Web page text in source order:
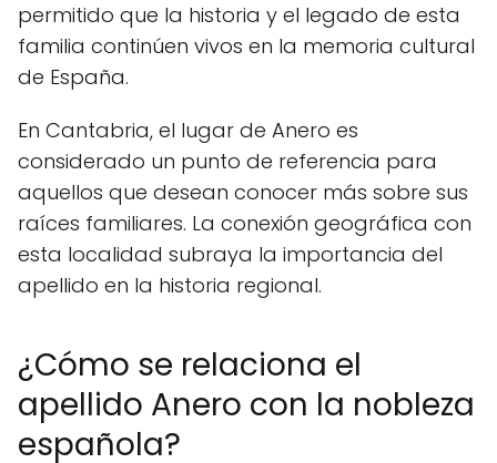
permitido que la historia y el legado de esta
familia continúen vivos en la memoria cultural
de España.
En Cantabria, el lugar de Anero es
considerado un punto de referencia para
aquellos que desean conocer más sobre sus
raíces familiares. La conexión geográfica con
esta localidad subraya la importancia del
apellido en la historia regional.
¿Cómo se relaciona el
apellido Anero con la nobleza
española?